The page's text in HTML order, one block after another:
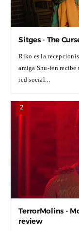
Sitges - The
Riko es la
amiga Shu-fen recibe
red social...
TerrorMolins -
review